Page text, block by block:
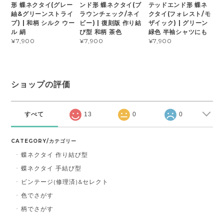
形 蝶ネクタイ(グレー
紬&グリーンストライ
プ) | 和柄 シルク ウー
ル 絹
¥7,900
ンド形 蝶ネクタイ(ブ
ラウンチェック/ネイ
ビー) | 復刻版 作り結
び型 和柄 茶色
¥7,900
テッドエンド形 蝶ネ
クタイ(フォレスト/モ
ザイック) | グリーン
緑色 半袖シャツにも
¥7,900
ショップの評価
すべて 13 0 0
CATEGORY/カテゴリー
蝶ネクタイ 作り結び型
蝶ネクタイ 手結び型
ビンテージ(修理済)&セレクト
色でさがす
柄でさがす